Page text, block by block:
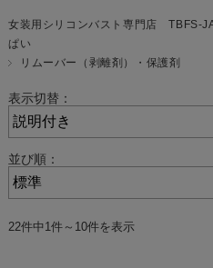
女装用シリコンバスト専門店 TBFS-
ぱい
リムーバー（剥離剤）・保護剤
表示切替：
並び順：
22件中1件～10件を表示